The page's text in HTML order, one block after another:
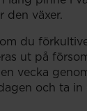
den växer.
du
ut på
vecka
och ta in